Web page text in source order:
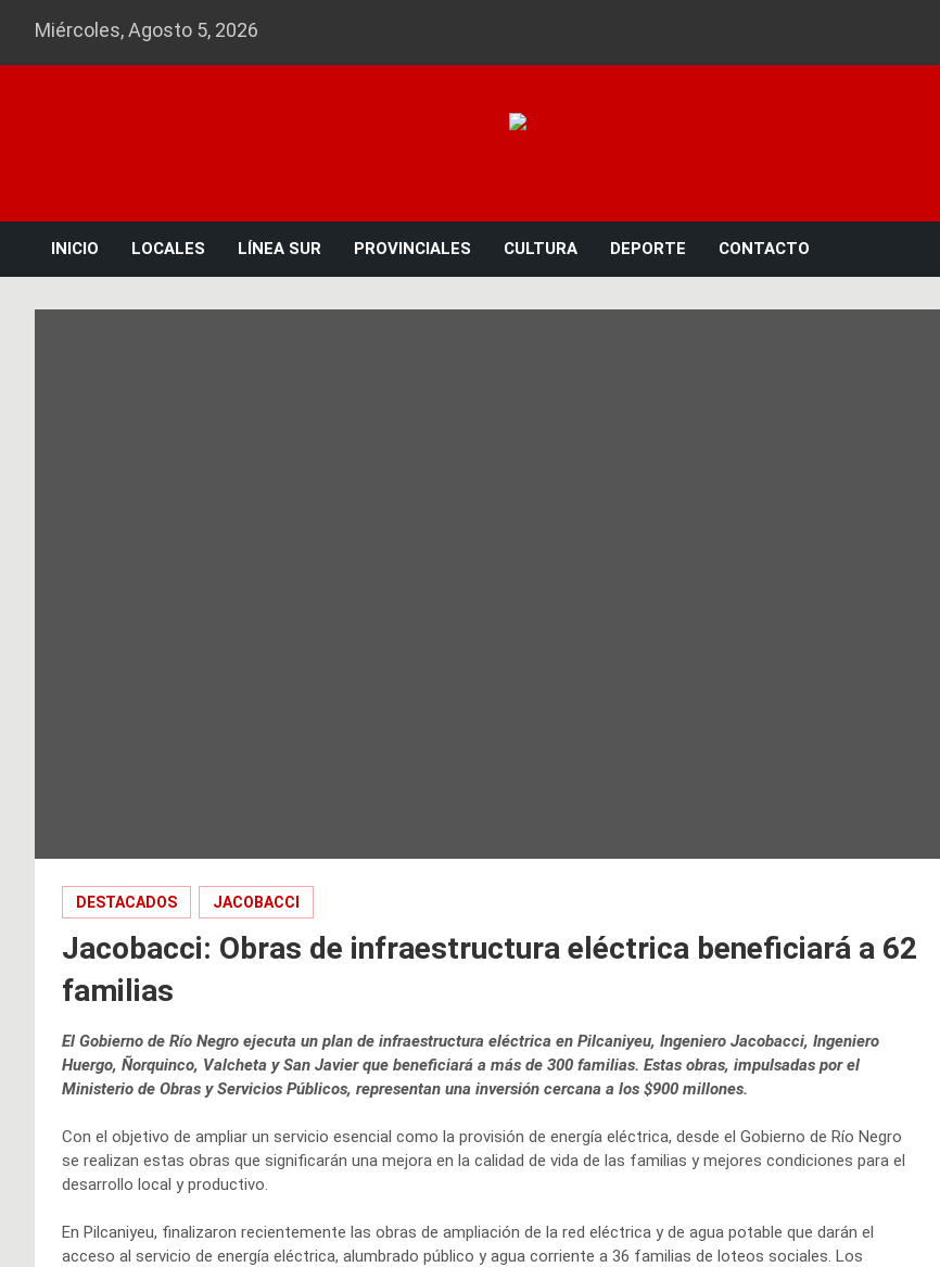
Miércoles, Agosto 5, 2026
INICIO LOCALES LÍNEA SUR PROVINCIALES CULTURA DEPORTE CONTACTO
DESTACADOS JACOBACCI
Jacobacci: Obras de infraestructura eléctrica beneficiará a 62
familias
El Gobierno de Río Negro ejecuta un plan de infraestructura eléctrica en Pilcaniyeu, Ingeniero Jacobacci, Ingeniero
Huergo, Ñorquinco, Valcheta y San Javier que beneficiará a más de 300 familias. Estas obras, impulsadas por el
Ministerio de Obras y Servicios Públicos, representan una inversión cercana a los $900 millones.
Con el objetivo de ampliar un servicio esencial como la provisión de energía eléctrica, desde el Gobierno de Río Negro
se realizan estas obras que significarán una mejora en la calidad de vida de las familias y mejores condiciones para el
desarrollo local y productivo.
En Pilcaniyeu, finalizaron recientemente las obras de ampliación de la red eléctrica y de agua potable que darán el
acceso al servicio de energía eléctrica, alumbrado público y agua corriente a 36 familias de loteos sociales. Los